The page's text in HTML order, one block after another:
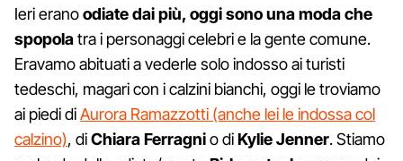
Ieri eranoodiate dai più, oggi sono una moda che
spopolatra i personaggi celebri e la gente comune.
Eravamo abituati a vederle solo indosso ai turisti
tedeschi, magari con i calzini bianchi, oggi le troviamo
ai piedi diAurora Ramazzotti (anche lei le indossa col
calzino), diChiara Ferragnio diKylie Jenner. Stiamo